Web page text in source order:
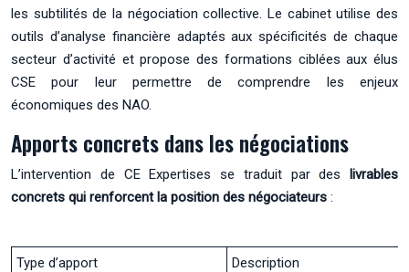
les subtilités de la négociation collective. Le cabinet utilise des
outils d’analyse financière adaptés aux spécificités de chaque
secteur d’activité et propose des formations ciblées aux élus
CSE pour leur permettre de comprendre les enjeux
économiques des NAO.
Apports concrets dans les négociations
L’intervention de CE Expertises se traduit par des livrables
concrets qui renforcent la position des négociateurs :
Type d’apport
Description